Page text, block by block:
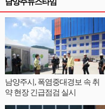
남양주시, 폭염중대경보 속 취
약 현장 긴급점검 실시